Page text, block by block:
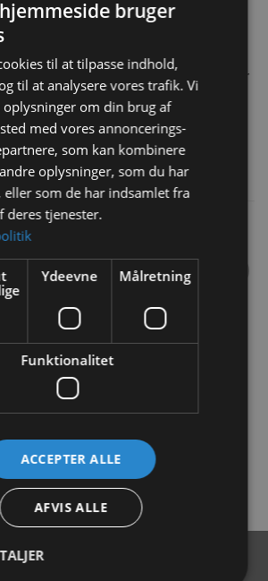
til din kanin og samtidig er det godt for
de bliver slebet når de gnaver i træ.
inde i, det er kun træ så der er ikke
Tilføj til
23,00
bruger
til at tilpasse indhold,
til at analysere vores trafik. Vi
oplysninger om din brug af
med vores annoncerings-
som kan kombinere
oplysninger, som du har
eller som de har indsamlet fra
deres tjenester.
Ydeevne Målretning
Funktionalitet
ACCEPTER ALLE
AFVIS ALLE